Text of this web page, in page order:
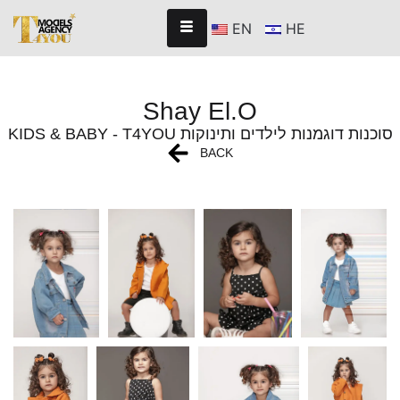
EN HE
Shay El.O
KIDS & BABY - T4YOU סוכנות דוגמנות לילדים ותינוקות
BACK